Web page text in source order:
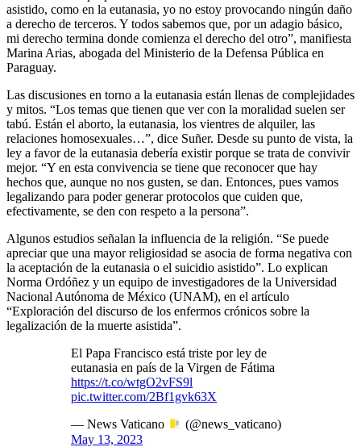
asistido, como en la eutanasia, yo no estoy provocando ningún daño
a derecho de terceros. Y todos sabemos que, por un adagio básico,
mi derecho termina donde comienza el derecho del otro”, manifiesta
Marina Arias, abogada del Ministerio de la Defensa Pública en
Paraguay.
Las discusiones en torno a la eutanasia están llenas de complejidades
y mitos. “Los temas que tienen que ver con la moralidad suelen ser
tabú. Están el aborto, la eutanasia, los vientres de alquiler, las
relaciones homosexuales…”, dice Suñer. Desde su punto de vista, la
ley a favor de la eutanasia debería existir porque se trata de convivir
mejor. “Y en esta convivencia se tiene que reconocer que hay
hechos que, aunque no nos gusten, se dan. Entonces, pues vamos
legalizando para poder generar protocolos que cuiden que,
efectivamente, se den con respeto a la persona”.
Algunos estudios señalan la influencia de la religión. “Se puede
apreciar que una mayor religiosidad se asocia de forma negativa con
la aceptación de la eutanasia o el suicidio asistido”. Lo explican
Norma Ordóñez y un equipo de investigadores de la Universidad
Nacional Autónoma de México (UNAM), en el artículo
“Exploración del discurso de los enfermos crónicos sobre la
legalización de la muerte asistida”.
El Papa Francisco está triste por ley de
eutanasia en país de la Virgen de Fátima
https://t.co/wtgO2vFS9l
pic.twitter.com/2Bf1gvk63X
— News Vaticano
(@news_vaticano)
May 13, 2023